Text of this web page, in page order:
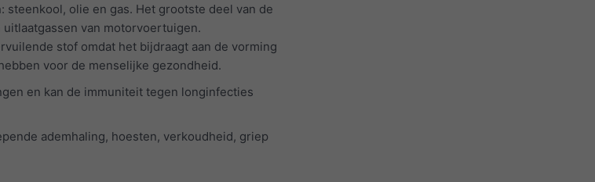
olie en gas. Het grootste deel van de
van motorvoertuigen.
stof omdat het bijdraagt aan de vorming
voor de menselijke gezondheid.
en kan de immuniteit tegen longinfecties
ademhaling, hoesten, verkoudheid, griep